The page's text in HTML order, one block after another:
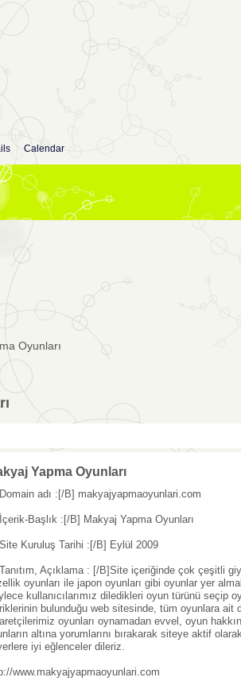
Calendar
Oyunları
Yapma Oyunları
adı :[/B] makyajyapmaoyunlari.com
Başlık :[/B] Makyaj Yapma Oyunları
Kuruluş Tarihi :[/B] Eylül 2009
Açıklama : [/B]Site içeriğinde çok çeşitli
oyunları ile japon oyunları gibi oyunlar yer
kullanıcılarımız diledikleri oyun türünü seçip
bulunduğu web sitesinde, tüm oyunlara ait
oyunları oynamadan evvel, oyun
altına yorumlarını bırakarak siteye aktif
iyi eğlenceler dileriz.
www.makyajyapmaoyunlari.com